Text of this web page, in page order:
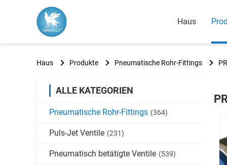
Haus
Haus Produkte Pneumatische Rohr-Fittings
ALLE KATEGORIEN
Pneumatische Rohr-Fittings (364)
Puls-Jet Ventile (231)
Pneumatisch betätigte Ventile (539)